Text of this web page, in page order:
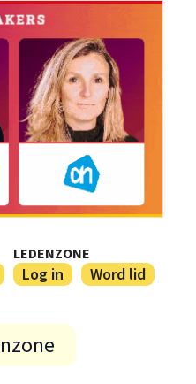
LEDENZONE
Log in Word lid